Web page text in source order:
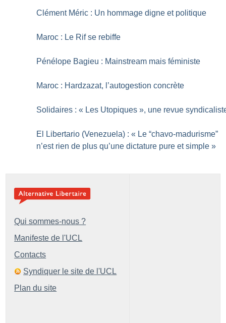
Clément Méric : Un hommage digne et politique
Maroc : Le Rif se rebiffe
Pénélope Bagieu : Mainstream mais féministe
Maroc : Hardzazat, l’autogestion concrète
Solidaires : « Les Utopiques », une revue
El Libertario (Venezuela) : « Le “chavo-madurisme”
n’est rien de plus qu’une dictature pure et simple »
Qui sommes-nous ?
Manifeste de l'UCL
Contacts
Syndiquer le site de l'UCL
Plan du site